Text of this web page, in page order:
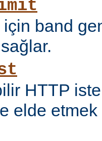
band
HTTP
elde